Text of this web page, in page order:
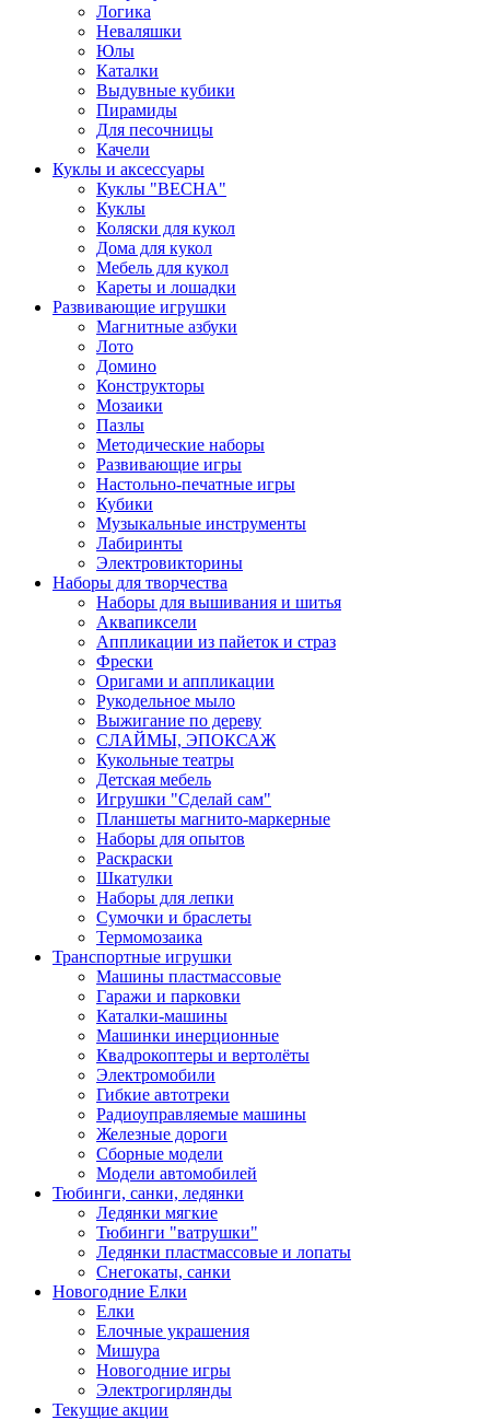
Логика
Неваляшки
Юлы
Каталки
Выдувные кубики
Пирамиды
Для песочницы
Качели
Куклы и аксессуары
Куклы "ВЕСНА"
Куклы
Коляски для кукол
Дома для кукол
Мебель для кукол
Кареты и лошадки
Развивающие игрушки
Магнитные азбуки
Лото
Домино
Конструкторы
Мозаики
Пазлы
Методические наборы
Развивающие игры
Настольно-печатные игры
Кубики
Музыкальные инструменты
Лабиринты
Электровикторины
Наборы для творчества
Наборы для вышивания и шитья
Аквапиксели
Аппликации из пайеток и страз
Фрески
Оригами и аппликации
Рукодельное мыло
Выжигание по дереву
СЛАЙМЫ, ЭПОКСАЖ
Кукольные театры
Детская мебель
Игрушки "Сделай сам"
Планшеты магнито-маркерные
Наборы для опытов
Раскраски
Шкатулки
Наборы для лепки
Сумочки и браслеты
Термомозаика
Транспортные игрушки
Машины пластмассовые
Гаражи и парковки
Каталки-машины
Машинки инерционные
Квадрокоптеры и вертолёты
Электромобили
Гибкие автотреки
Радиоуправляемые машины
Железные дороги
Сборные модели
Модели автомобилей
Тюбинги, санки, ледянки
Ледянки мягкие
Тюбинги "ватрушки"
Ледянки пластмассовые и лопаты
Снегокаты, санки
Новогодние Елки
Елки
Елочные украшения
Мишура
Новогодние игры
Электрогирлянды
Текущие акции